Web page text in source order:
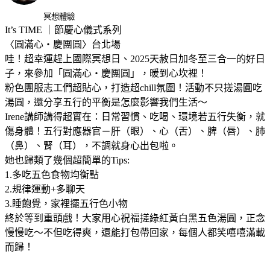
冥想體驗
It’s TIME ｜節慶心儀式系列
〈圓滿心・慶團圓〉台北場
哇！超幸運趕上國際冥想日、2025天赦日加冬至三合一的好日
子，來參加「圓滿心・慶團圓」，暖到心坎裡！
粉色團服志工們超貼心，打造超chill氛圍！活動不只搓湯圓吃
湯圓，還分享五行的平衡是怎麼影響我們生活～
Irene講師講得超實在：日常習慣、吃喝、環境若五行失衡，就
傷身體！五行對應器官－肝（眼）、心（舌）、脾（唇）、肺
（鼻）、腎（耳），不調就身心出包啦。
她也歸類了幾個超簡單的Tips:
1.多吃五色食物均衡點
2.規律運動+多聊天
3.睡飽覺，家裡擺五行色小物
終於等到重頭戲！大家用心祝福搓綠紅黃白黑五色湯圓，正念
慢慢吃～不但吃得爽，還能打包帶回家，每個人都笑嘻嘻滿載
而歸！